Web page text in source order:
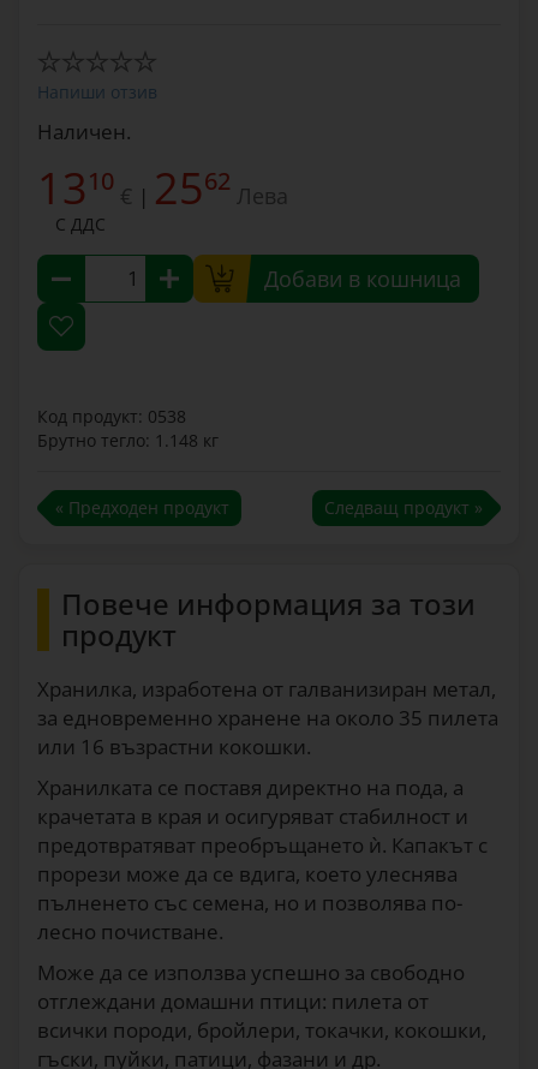
Напиши отзив
Наличен.
1310 € | 2562 Лева
С ДДС
Добави в кошница
Код продукт: 0538
Брутно тегло: 1.148 кг
« Предходен продукт Следващ продукт »
Повече информация за този
продукт
Хранилка, изработена от галванизиран метал,
за едновременно хранене на около 35 пилета
или 16 възрастни кокошки.
Хранилката се поставя директно на пода, а
крачетата в края и осигуряват стабилност и
предотвратяват преобръщането ѝ. Капакът с
прорези може да се вдига, което улеснява
пълненето със семена, но и позволява по-
лесно почистване.
Може да се използва успешно за свободно
отглеждани домашни птици: пилета от
всички породи, бройлери, токачки, кокошки,
гъски, пуйки, патици, фазани и др.